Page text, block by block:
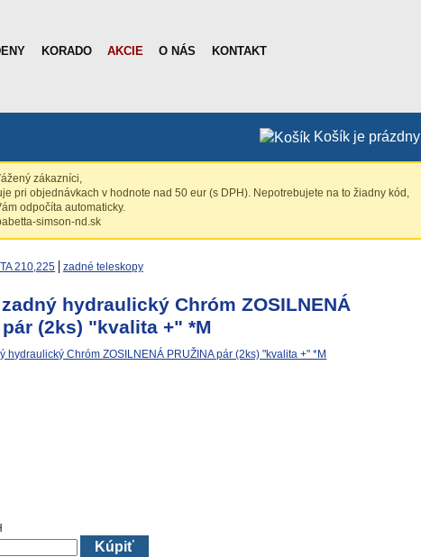
KORADO AKCIE O NÁS KONTAKT
Košík je prázdny
zákazníci,
pri objednávkach v hodnote nad 50 eur (s DPH). Nepotrebujete na to žiadny kód,
odpočíta automaticky.
simson-nd.sk
210,225 zadné teleskopy
hydraulický Chróm ZOSILNENÁ
pár (2ks) "kvalita +" *M
Kúpiť